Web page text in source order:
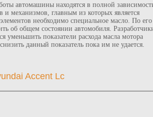
автомашины находятся в полной
и механизмов, главным из которых является
необходимо специальное масло. По его
об общем состоянии автомобиля.
уменьшить показатели расхода масла мотора
данный показатель пока им не удается.
Accent Lc